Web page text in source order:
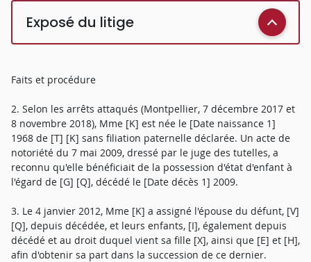
Exposé du litige
Faits et procédure
2. Selon les arrêts attaqués (Montpellier, 7 décembre 2017 et
8 novembre 2018), Mme [K] est née le [Date naissance 1]
1968 de [T] [K] sans filiation paternelle déclarée. Un acte de
notoriété du 7 mai 2009, dressé par le juge des tutelles, a
reconnu qu'elle bénéficiait de la possession d'état d'enfant à
l'égard de [G] [Q], décédé le [Date décès 1] 2009.
3. Le 4 janvier 2012, Mme [K] a assigné l'épouse du défunt, [V]
[Q], depuis décédée, et leurs enfants, [I], également depuis
décédé et au droit duquel vient sa fille [X], ainsi que [E] et [H],
afin d'obtenir sa part dans la succession de ce dernier.